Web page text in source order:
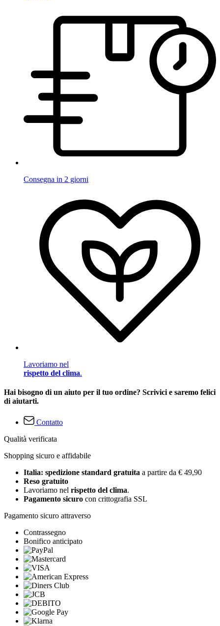
Consegna in 2 giorni
Lavoriamo nel
rispetto del clima.
Hai bisogno di un aiuto per il tuo ordine? Scrivici e saremo felici
di aiutarti.
Contatto
Qualità verificata
Shopping sicuro e affidabile
Italia: spedizione standard gratuita a partire da € 49,90
Reso gratuito
Lavoriamo nel rispetto del clima.
Pagamento sicuro con crittografia SSL
Pagamento sicuro attraverso
Contrassegno
Bonifico anticipato